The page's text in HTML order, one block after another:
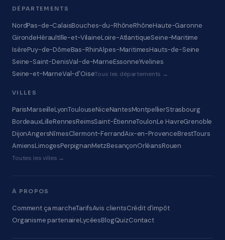
DÉPARTEMENTS
NordPas-de-CalaisBouches-du-RhôneRhôneHaute-Garonne
GirondeHéraultIlle-et-VilaineLoire-AtlantiqueSeine-Maritime
IsèrePuy-de-DômeBas-RhinAlpes-MaritimesHauts-de-Seine
Seine-Saint-DenisVal-de-MarneEssonneYvelines
Seine-et-MarneVal-d'OiseTous les départements →
VILLES
ParisMarseilleLyonToulouseNiceNantesMontpellierStrasbourg
BordeauxLilleRennesReimsSaint-ÉtienneToulonLe HavreGrenoble
DijonAngersNîmesClermont-FerrandAix-en-ProvenceBrestTours
AmiensLimogesPerpignanMetzBesançonOrléansRouen
Toutes les villes →
À PROPOS
Comment ça marcheTarifsAvis clientsCrédit d'impôt
Organisme partenaireLycéesBlogQuizContact